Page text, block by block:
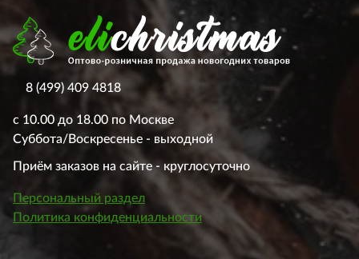
8 (499) 409 4818
с 10.00 до 18.00 по Москве
Суббота/Воскресенье - выходной
Приём заказов на сайте - круглосуточно
Персональный раздел
Политика конфиденциальности